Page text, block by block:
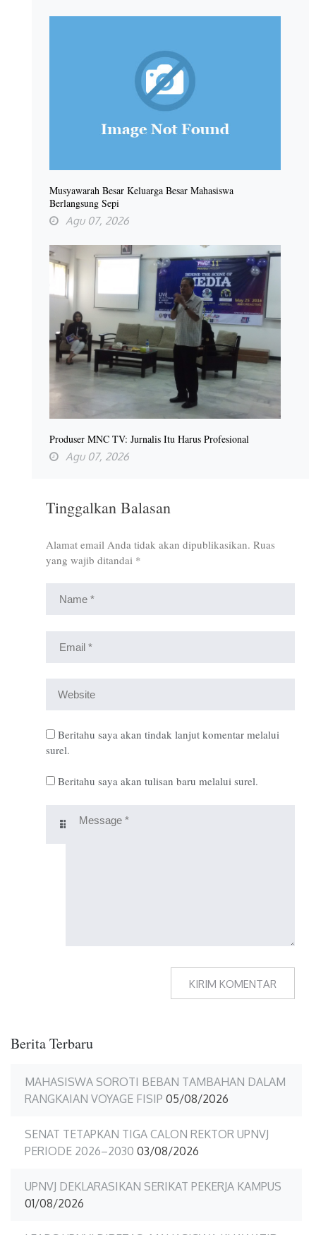
Musyawarah Besar Keluarga Besar Mahasiswa
Berlangsung Sepi
Agu 07, 2026
Produser MNC TV: Jurnalis Itu Harus Profesional
Agu 07, 2026
Tinggalkan Balasan
Alamat email Anda tidak akan dipublikasikan. Ruas
yang wajib ditandai *
Beritahu saya akan tindak lanjut komentar melalui
surel.
Beritahu saya akan tulisan baru melalui surel.
Berita Terbaru
MAHASISWA SOROTI BEBAN TAMBAHAN DALAM
RANGKAIAN VOYAGE FISIP 05/08/2026
SENAT TETAPKAN TIGA CALON REKTOR UPNVJ
PERIODE 2026–2030 03/08/2026
UPNVJ DEKLARASIKAN SERIKAT PEKERJA KAMPUS
01/08/2026